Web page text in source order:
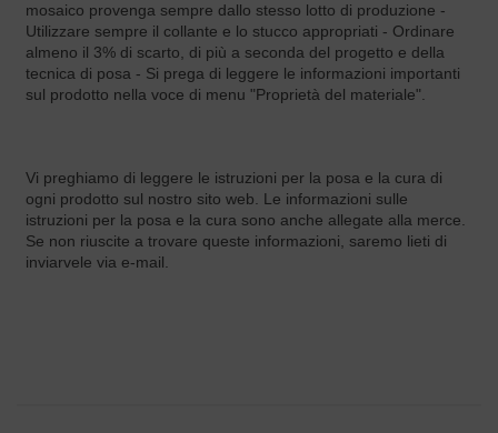
mosaico provenga sempre dallo stesso lotto di produzione -
Utilizzare sempre il collante e lo stucco appropriati - Ordinare
almeno il 3% di scarto, di più a seconda del progetto e della
tecnica di posa - Si prega di leggere le informazioni importanti
sul prodotto nella voce di menu "Proprietà del materiale".
Vi preghiamo di leggere le istruzioni per la posa e la cura di
ogni prodotto sul nostro sito web. Le informazioni sulle
istruzioni per la posa e la cura sono anche allegate alla merce.
Se non riuscite a trovare queste informazioni, saremo lieti di
inviarvele via e-mail.